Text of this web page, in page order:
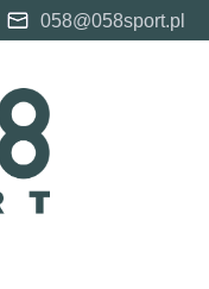
058@058sport.pl